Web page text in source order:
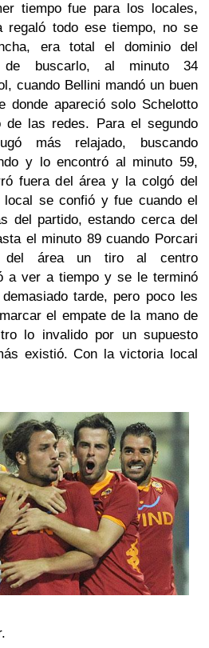
tiempo fue para los locales,
regaló todo ese tiempo, no se
era total el dominio del
de buscarlo, al minuto 34
cuando Bellini mandó un buen
donde apareció solo Schelotto
de las redes. Para el segundo
más relajado, buscando
y lo encontró al minuto 59,
fuera del área y la colgó del
se confió y fue cuando el
del partido, estando cerca del
el minuto 89 cuando Porcari
del área un tiro al centro
a ver a tiempo y se le terminó
tarde, pero poco les
el empate de la mano de
lo invalido por un supuesto
existió. Con la victoria local